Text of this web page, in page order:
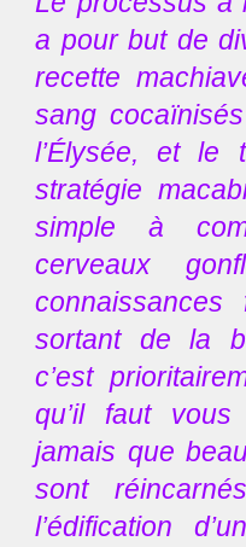
a pour but de
recette
sang
l’Élysée, et le
stratégie
simple à
cerveaux
sortant de la
c’est
qu’il faut vous
jamais que
sont
l’édification